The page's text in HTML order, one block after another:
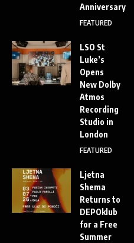
Anniversary
FEATURED
LSO St
Luke’s
Opens
New Dolby
Atmos
Recording
Studio in
London
FEATURED
Ljetna
Shema
Returns to
DEPOklub
for a Free
Summer